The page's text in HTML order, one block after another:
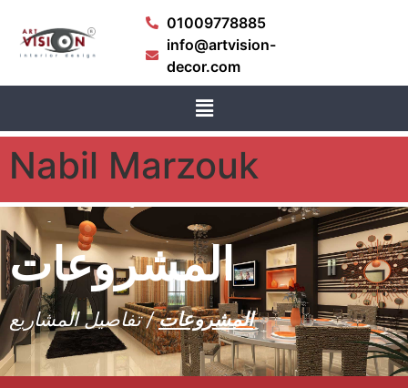
01009778885
info@artvision-
decor.com
Nabil Marzouk
المشروعات
المشروعات / تفاصيل المشاريع